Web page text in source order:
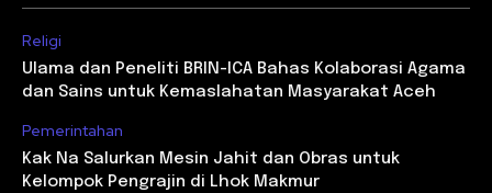
Religi
Ulama dan Peneliti BRIN-ICA Bahas Kolaborasi Agama
dan Sains untuk Kemaslahatan Masyarakat Aceh
Pemerintahan
Kak Na Salurkan Mesin Jahit dan Obras untuk
Kelompok Pengrajin di Lhok Makmur